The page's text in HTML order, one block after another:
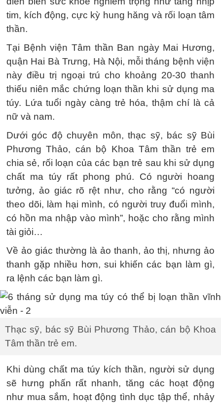
tim, kích động, cực kỳ hung hăng và rối loạn tâm
thần.
Tại Bệnh viện Tâm thần Ban ngày Mai Hương,
quận Hai Bà Trưng, Hà Nội, mỗi tháng bệnh viện
này điều trị ngoại trú cho khoảng 20-30 thanh
thiếu niên mắc chứng loạn thần khi sử dụng ma
túy. Lứa tuổi ngày càng trẻ hóa, thậm chí là cả
nữ và nam.
Dưới góc độ chuyên môn, thạc sỹ, bác sỹ Bùi
Phương Thảo, cán bộ Khoa Tâm thần trẻ em
chia sẻ, rối loạn của các bạn trẻ sau khi sử dụng
chất ma túy rất phong phú. Có người hoang
tưởng, ảo giác rõ rệt như, cho rằng “có người
theo dõi, làm hại mình, có người truy đuổi mình,
có hồn ma nhập vào mình”, hoặc cho rằng mình
tài giỏi…
Về ảo giác thường là ảo thanh, ảo thị, nhưng ảo
thanh gặp nhiều hơn, sui khiến các bạn làm gì,
ra lệnh các bạn làm gì.
Thạc sỹ, bác sỹ Bùi Phương Thảo, cán bộ Khoa
Tâm thần trẻ em.
Khi dùng chất ma túy kích thần, người sử dụng
sẽ hưng phấn rất nhanh, tăng các hoạt động
như mua sắm, hoạt động tình dục tập thể, nhảy